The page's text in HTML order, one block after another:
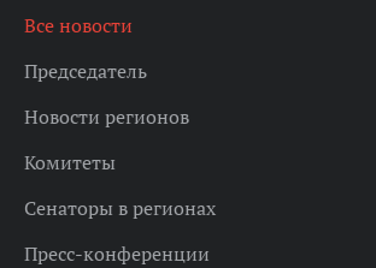
Все новости
Председатель
Новости регионов
Комитеты
Сенаторы в регионах
Пресс-конференции